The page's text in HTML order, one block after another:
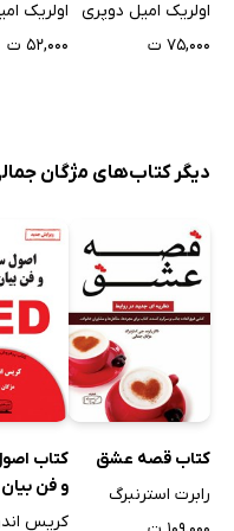
اولریک امیل دوپری
۷۵,۰۰۰ ت
اولریک
۵۲,۰۰۰ ت
دیگر کتاب‌های مژگان
کتاب قصه عشق
رابرت استرنبرگ
کتاب
و فن
TED
کریس